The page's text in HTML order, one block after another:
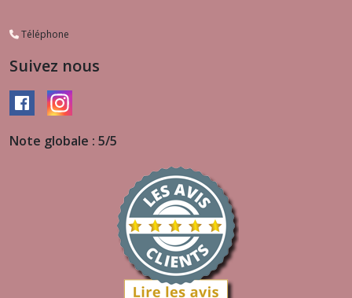
Téléphone
Suivez nous
Note globale : 5/5